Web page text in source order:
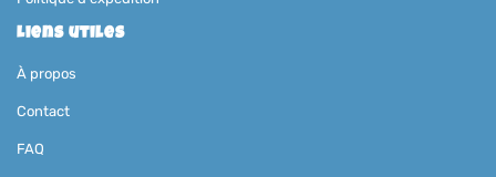
Liens utiles
À propos
Contact
FAQ